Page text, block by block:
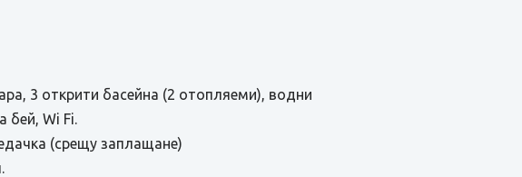
3 открити басейна (2 отопляеми), водни
бей, Wi Fi.
(срещу заплащане)